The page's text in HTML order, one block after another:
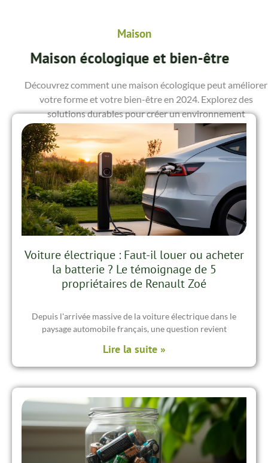
Maison
Maison écologique et bien-être
Découvrez comment une maison écologique peut améliorer
votre forme et votre bien-être en 2024. Explorez des
solutions durables pour créer un environnement
domestique sain et harmonieux avec la nature.
Voiture électrique : Faut-il louer ou acheter
la batterie ? Le témoignage de 5
propriétaires de Renault Zoé
Depuis l'arrivée massive de la voiture électrique dans le
paysage automobile français, une question revient
Lire la suite »